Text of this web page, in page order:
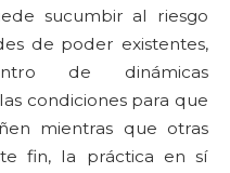
sucumbir al riesgo
de poder existentes,
de dinámicas
condiciones para que
mientras que otras
fin, la práctica en sí